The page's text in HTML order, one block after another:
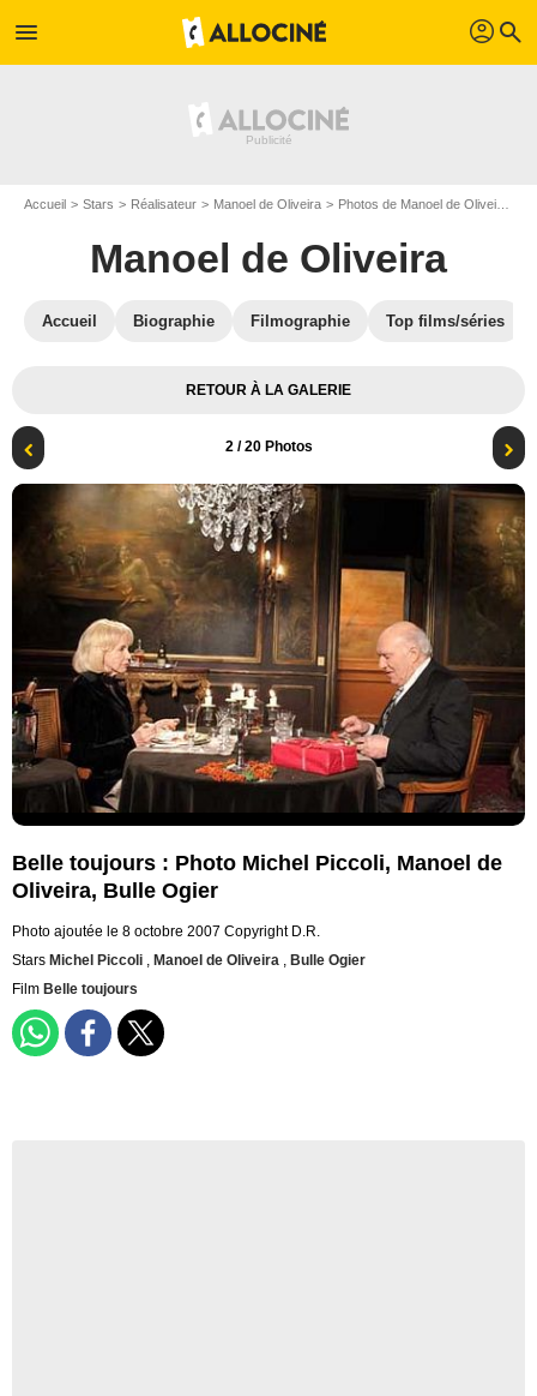
menu profil search
Accueil Stars Réalisateur Manoel de Oliveira Photos de Manoel de Oliveira
Manoel de Oliveira
Accueil Biographie Filmographie Top films/séries
RETOUR À LA GALERIE
2/ 20 Photos
Belle toujours : Photo Michel Piccoli, Manoel de
Oliveira, Bulle Ogier
Photo ajoutée le 8 octobre 2007 Copyright D.R.
Stars Michel Piccoli , Manoel de Oliveira , Bulle Ogier
Film Belle toujours